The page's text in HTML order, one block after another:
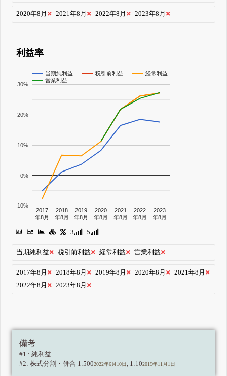
2020年8月 2021年8月 2022年8月 2023年8月
利益率
当期純利益 税引前利益
経常利益
営業利益
2017
年8月
2018
年8月
2019
年8月
2020
年8月
2021
年8月
2022
年8月
2023
年8月
-10%
0%
10%
20%
30%
3 5
当期純利益 税引前利益 経常利益 営業利益
2017年8月 2018年8月 2019年8月 2020年8月
2021年8月
2022年8月
2023年8月
備考
#1 : 純利益
#2: 株式分割・併合 1:5002022年6月10日, 1:102019年11月1日